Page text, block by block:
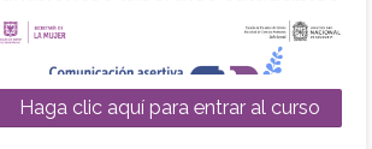
Haga clic aquí para entrar al curso